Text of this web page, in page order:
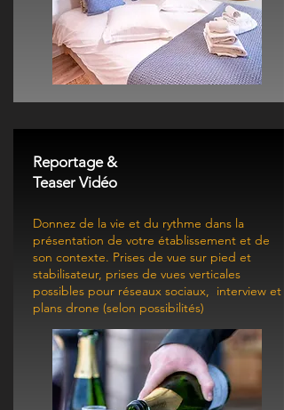
Reportage &
Teaser Vidéo
Donnez de la vie et du rythme dans la
présentation de votre établissement et de
son contexte. Prises de vue sur pied et
stabilisateur, prises de vues verticales
possibles pour réseaux sociaux, interview et
plans drone (selon possibilités)